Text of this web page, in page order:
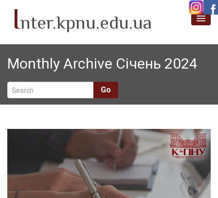
Inter.kpnu.edu.ua
Про нас
Новини
Академічна мобільність
Проєктна діяльність
Monthly Archive Січень 2024
Go